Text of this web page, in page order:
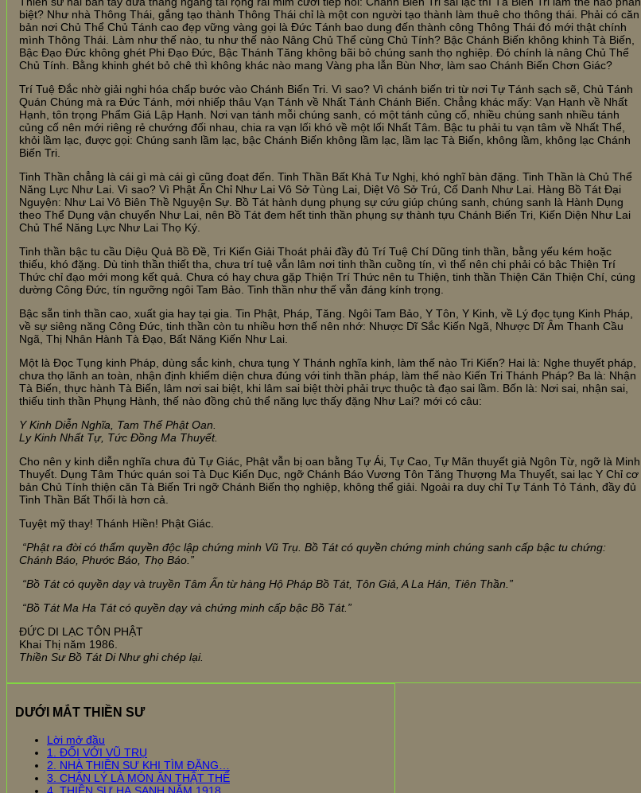
biệt? Như nhà Thông Thái, gắng tạo thành Thông Thái chỉ là một con người tạo thành làm thuê cho thông thái. Phải có căn
bản nơi Chủ Thể Chủ Tánh cao đẹp vững vàng gọi là Đức Tánh bao dung đến thành công Thông Thái đó mới thật chính
mình Thông Thái. Làm như thế nào, tu như thế nào Nâng Chủ Thể cùng Chủ Tính? Bậc Chánh Biến không khinh Tà Biến,
Bậc Đạo Đức không ghét Phi Đạo Đức, Bậc Thánh Tăng không bãi bỏ chúng sanh thọ nghiệp. Đó chính là nâng Chủ Thể
Chủ Tính. Bằng khinh ghét bỏ chê thì không khác nào mang Vàng pha lẫn Bùn Nhơ, làm sao Chánh Biến Chơn Giác?
Trí Tuệ Đắc nhờ giải nghi hóa chấp bước vào Chánh Biến Tri. Vì sao? Vì chánh biến tri từ nơi Tự Tánh sạch sẽ, Chủ Tánh
Quán Chúng mà ra Đức Tánh, mới nhiếp thâu Vạn Tánh về Nhất Tánh Chánh Biến. Chẳng khác mấy: Vạn Hạnh về Nhất
Hạnh, tôn trọng Phẩm Giá Lập Hạnh. Nơi vạn tánh mỗi chúng sanh, có một tánh củng cố, nhiều chúng sanh nhiều tánh
củng cố nên mới riêng rẻ chướng đối nhau, chia ra vạn lối khó về một lối Nhất Tâm. Bậc tu phải tu vạn tâm về Nhất Thể,
khỏi lầm lạc, được gọi: Chúng sanh lầm lạc, bậc Chánh Biến không lầm lạc, lầm lạc Tà Biến, không lầm, không lạc Chánh
Biến Tri.
Tinh Thần chẳng là cái gì mà cái gì cũng đoạt đến. Tinh Thần Bất Khả Tư Nghị, khó nghĩ bàn đặng. Tinh Thần là Chủ Thể
Năng Lực Như Lai. Vì sao? Vì Phật Ấn Chỉ Như Lai Vô Sở Tùng Lai, Diệt Vô Sở Trú, Cố Danh Như Lai. Hàng Bồ Tát Đại
Nguyện: Như Lai Vô Biên Thề Nguyện Sự. Bồ Tát hành dụng phụng sự cứu giúp chúng sanh, chúng sanh là Hành Dụng
theo Thể Dụng vận chuyển Như Lai, nên Bồ Tát đem hết tinh thần phụng sự thành tựu Chánh Biến Tri, Kiến Diện Như Lai
Chủ Thể Năng Lực Như Lai Thọ Ký.
Tinh thần bậc tu cầu Diệu Quả Bồ Đề, Tri Kiến Giải Thoát phải đầy đủ Trí Tuệ Chí Dũng tinh thần, bằng yếu kém hoặc
thiếu, khó đặng. Dù tinh thần thiết tha, chưa trí tuệ vẫn lâm nơi tinh thần cuồng tín, vì thế nên chi phải có bậc Thiện Trí
Thức chỉ đạo mới mong kết quả. Chưa có hay chưa gặp Thiện Trí Thức nên tu Thiện, tinh thần Thiện Căn Thiện Chí, cúng
dường Công Đức, tín ngưỡng ngôi Tam Bảo. Tinh thần như thế vẫn đáng kính trọng.
Bậc sẵn tinh thần cao, xuất gia hay tại gia. Tin Phật, Pháp, Tăng. Ngôi Tam Bảo, Y Tôn, Y Kinh, về Lý đọc tụng Kinh Pháp,
về sự siêng năng Công Đức, tinh thần còn tu nhiều hơn thế nên nhớ: Nhược Dĩ Sắc Kiến Ngã, Nhược Dĩ Âm Thanh Cầu
Ngã, Thị Nhân Hành Tà Đạo, Bất Năng Kiến Như Lai.
Một là Đọc Tụng kinh Pháp, dùng sắc kinh, chưa tụng Y Thánh nghĩa kinh, làm thế nào Tri Kiến? Hai là: Nghe thuyết pháp,
chưa thọ lãnh an toàn, nhận định khiếm diện chưa đúng với tinh thần pháp, làm thế nào Kiến Tri Thánh Pháp? Ba là: Nhận
Tà Biến, thực hành Tà Biến, lâm nơi sai biệt, khi lâm sai biệt thời phải trực thuộc tà đạo sai lầm. Bốn là: Nơi sai, nhận sai,
thiếu tinh thần Phụng Hành, thế nào đồng chủ thể năng lực thấy đặng Như Lai? mới có câu:
Y Kinh Diễn Nghĩa, Tam Thế Phật Oan.
Ly Kinh Nhất Tự, Tức Đồng Ma Thuyết.
Cho nên y kinh diễn nghĩa chưa đủ Tự Giác, Phật vẫn bị oan bằng Tự Ái, Tự Cao, Tự Mãn thuyết giả Ngôn Từ, ngỡ là Minh
Thuyết. Dụng Tâm Thức quán soi Tà Dục Kiến Dục, ngỡ Chánh Báo Vương Tôn Tăng Thượng Ma Thuyết, sai lạc Y Chỉ cơ
bản Chủ Tính thiện căn Tà Biến Tri ngỡ Chánh Biến thọ nghiệp, không thể giải. Ngoài ra duy chỉ Tự Tánh Tỏ Tánh, đầy đủ
Tinh Thần Bất Thối là hơn cả.
Tuyệt mỹ thay! Thánh Hiền! Phật Giác.
“Phật ra đời có thẩm quyền độc lập chứng minh Vũ Trụ. Bồ Tát có quyền chứng minh chúng sanh cấp bậc tu chứng:
Chánh Báo, Phước Báo, Thọ Báo.”
“Bồ Tát có quyền dạy và truyền Tâm Ấn từ hàng Hộ Pháp Bồ Tát, Tôn Giả , A La Hán, Tiên Thần.”
“Bồ Tát Ma Ha Tát có quyền dạy và chứng minh cấp bậc Bồ Tát.”
ĐỨC DI LẠC TÔN PHẬT
Khai Thị năm 1986.
Thiền Sư Bồ Tát Di Như ghi chép lại.
DƯỚI MẮT THIỀN SƯ
Lời mở đầu
1. ĐỐI VỚI VŨ TRỤ
2. NHÀ THIỀN SƯ KHI TÌM ĐẶNG…
3. CHÂN LÝ LÀ MÓN ĂN THẬT THỂ
4. THIỀN SƯ HẠ SANH NĂM 1918…